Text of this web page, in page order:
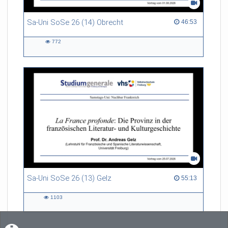
Sa-Uni SoSe 26 (14) Obrecht 46:53
46:53 duration
772
Sa-Uni SoSe 26 (13) Gelz 55:13
55:13 duration
1103